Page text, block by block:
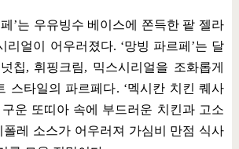
’는 우유빙수 베이스에 쫀득한 팥 젤라
리얼이 어우러졌다. ‘망빙 파르페 ’는 달
칩, 휘핑크림, 믹스시리얼을 조화롭게
스타일의 파르페다. ‘멕시칸 치킨 퀘사
운 또띠아 속에 부드러운 치킨과 고소
폴레 소스가 어우러져 가심비 만점 식사